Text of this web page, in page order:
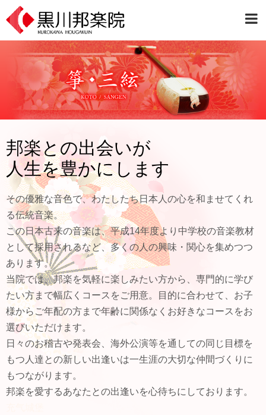
邦楽との出会いが
人生を豊かにします
その優雅な音色で、わたしたち日本人の心を和ませてくれ
る伝統音楽。
この日本古来の音楽は、平成14年度より中学校の音楽教材
として採用されるなど、多くの人の興味・関心を集めつつ
あります。
当院では、邦楽を気軽に楽しみたい方から、専門的に学び
たい方まで幅広くコースをご用意。目的に合わせて、お子
様からご年配の方まで年齢に関係なくお好きなコースをお
選びいただけます。
日々のお稽古や発表会、海外公演等を通しての同じ目標を
もつ人達との新しい出逢いは一生涯の大切な仲間づくりに
もつながります。
邦楽を愛するあなたとの出逢いを心待ちにしております。